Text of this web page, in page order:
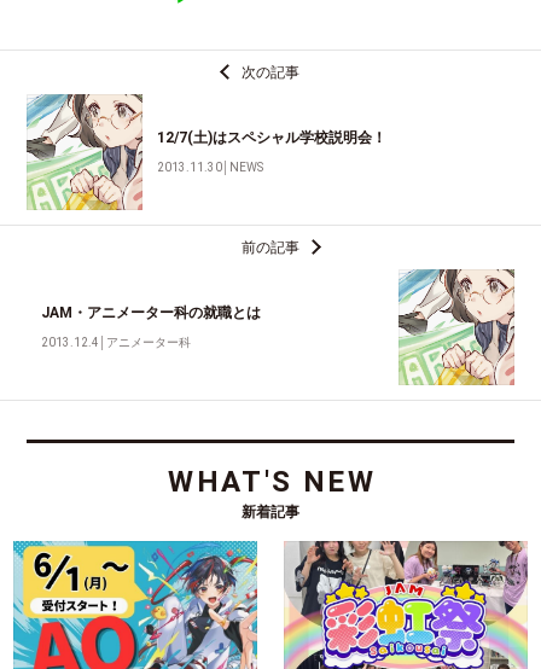
次の記事
12/7(土)はスペシャル学校説明会！
2013.11.30 NEWS
前の記事
JAM・アニメーター科の就職とは
2013.12.4 アニメーター科
WHAT'S NEW
新着記事